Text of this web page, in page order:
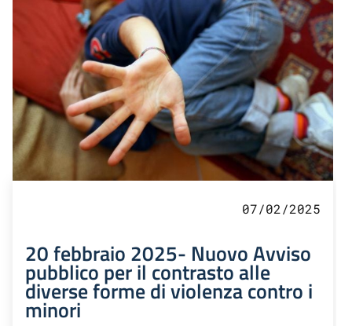
07/02/2025
20 febbraio 2025- Nuovo Avviso
pubblico per il contrasto alle
diverse forme di violenza contro i
minori